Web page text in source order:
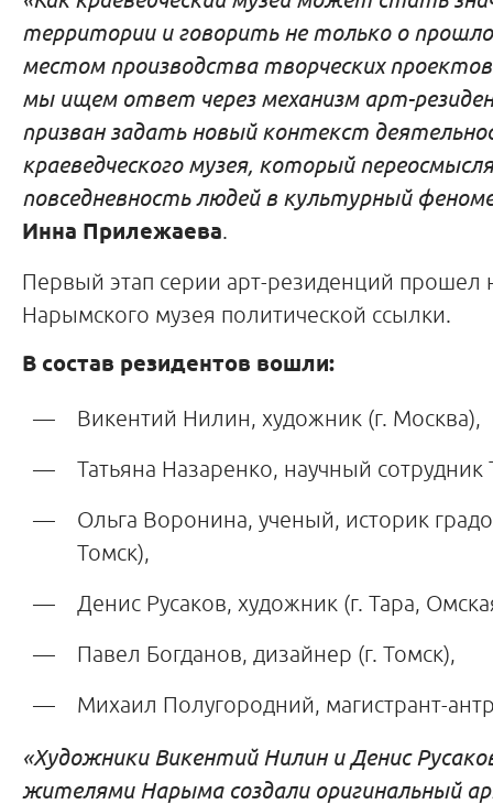
территории и говорить не только о
местом производства творческих
мы ищем ответ через механизм арт-
призван задать новый контекст
краеведческого музея, который
повседневность людей в культурный
Инна Прилежаева.
Первый этап серии арт-резиденций прошел
Нарымского музея политической ссылки.
В состав резидентов вошли:
Викентий Нилин, художник (г. Москва),
Татьяна Назаренко, научный
Ольга Воронина, ученый, историк
Томск),
Денис Русаков, художник (г. Тара,
Павел Богданов, дизайнер (г. Томск),
Михаил Полугородний, магистрант-
«Художники Викентий Нилин и Денис
жителями Нарыма создали оригинальный